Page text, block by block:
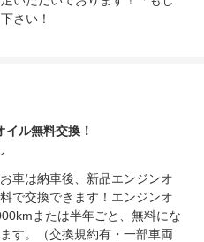
さい！
ル無料交換！
車は納車後、新品エンジンオ
で交換できます！エンジンオ
または半年ごと、無料にな
す。（交換規約有・一部車両